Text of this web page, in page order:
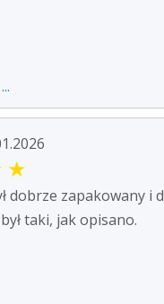
★
dobrze zapakowany i
taki, jak opisano.